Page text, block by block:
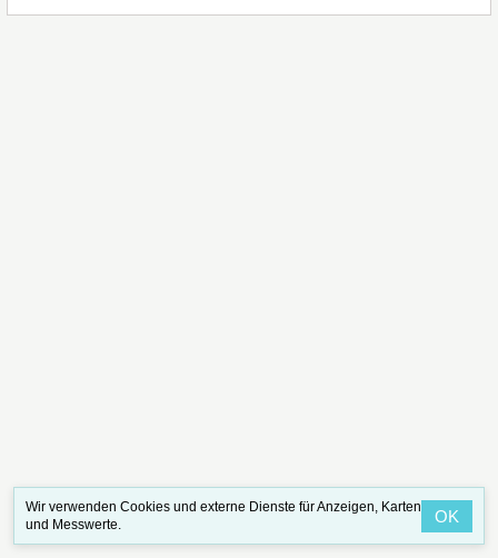
Wir verwenden Cookies und externe Dienste für Anzeigen, Karten
und Messwerte.
OK